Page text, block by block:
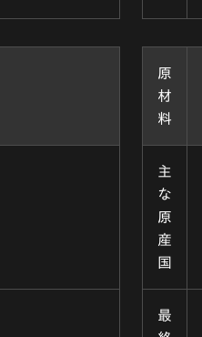
原
材
料
主
な
原
産
国
最